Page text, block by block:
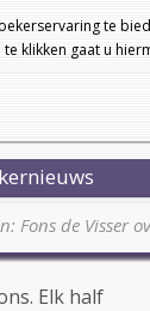
te
klikken gaat u
Fons de Visser
Elk half